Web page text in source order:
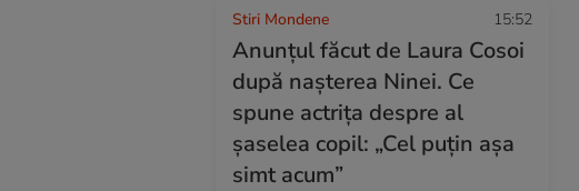
Stiri Mondene 15:52
Anunțul făcut de Laura Cosoi
după nașterea Ninei. Ce
spune actrița despre al
șaselea copil: „Cel puțin așa
simt acum”